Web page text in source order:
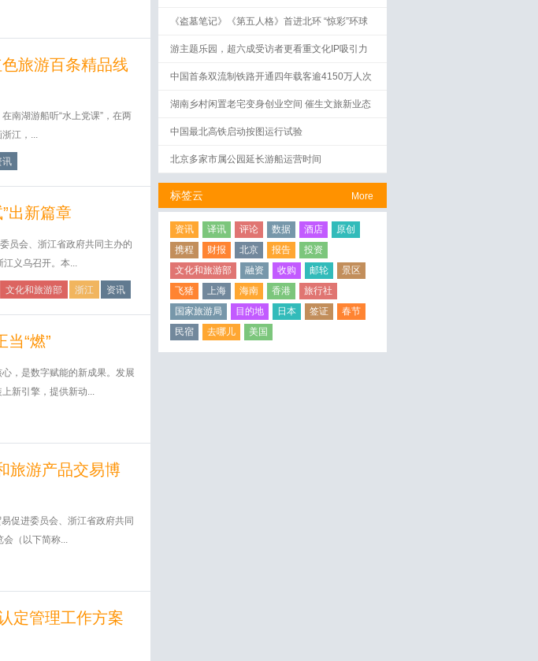
旅游百条精品线
南湖游船听“水上党课”，在两
江，...
讯
出新篇章
员会、浙江省政府共同主办的
义乌召开。本...
文化和旅游部 浙江 资讯
“燃”
，是数字赋能的新成果。发展
新引擎，提供新动...
旅游产品交易博
促进委员会、浙江省政府共同
会（以下简称...
定管理工作方案
《盗墓笔记》《第五人格》首进北环 “惊彩”环球
游主题乐园，超六成受访者更看重文化IP吸引力
中国首条双流制铁路开通四年载客逾4150万人次
湖南乡村闲置老宅变身创业空间 催生文旅新业态
中国最北高铁启动按图运行试验
北京多家市属公园延长游船运营时间
More
标签云
资讯 译讯 评论 数据 酒店
原创
携程
财报 北京 报告
投资
文化和旅游部
融资 收购 邮轮
景区
飞猪
上海 海南 香港
旅行社
国家旅游局
目的地 日本 签证
春节
民宿
去哪儿 美国